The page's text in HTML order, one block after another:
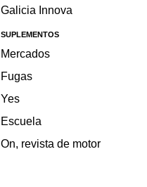
Galicia Innova
SUPLEMENTOS
Mercados
Fugas
Yes
Escuela
On, revista de motor